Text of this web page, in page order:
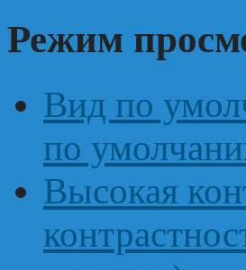
Режим
Вид по
по
Высокая